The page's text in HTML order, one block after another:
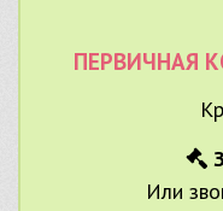
ПЕРВИЧНАЯ
Или